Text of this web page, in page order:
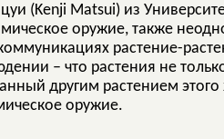
(Kenji Matsui) из
оружие, также
растение-
– что растения не
другим растением
оружие.